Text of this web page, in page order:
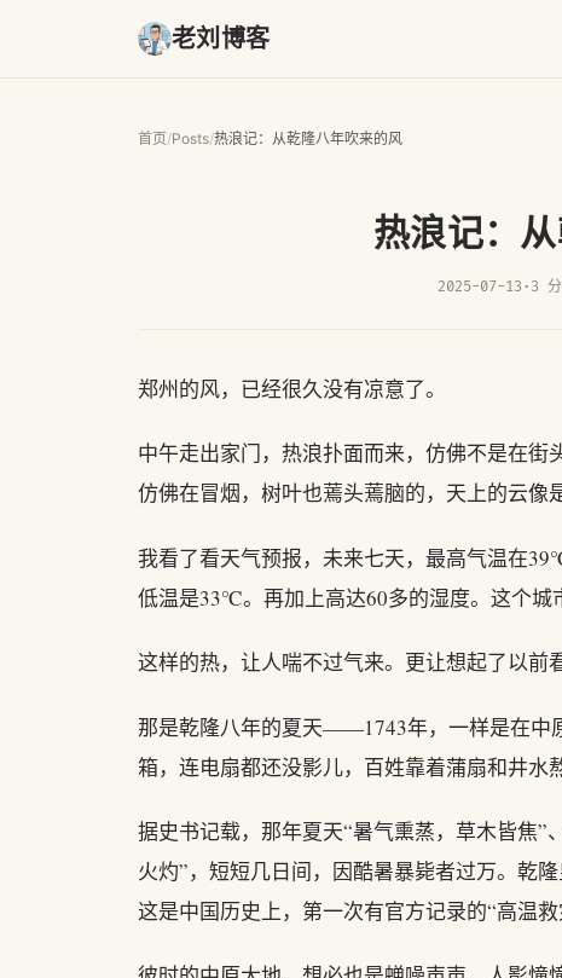
老刘博客
首页/Posts/热浪记：从乾隆八年吹来的风
热浪记：
2025-07-13 · 3
郑州的风，已经很久没有凉意了。
中午走出家门，热浪扑面而来，仿佛不是在
仿佛在冒烟，树叶也蔫头蔫脑的，天上的云像
我看了看天气预报，未来七天，最高气温在
低温是33℃。再加上高达60多的湿度。这个城
这样的热，让人喘不过气来。更让想起了以前
那是乾隆八年的夏天——1743年，一样是在中
箱，连电扇都还没影儿，百姓靠着蒲扇和井水
据史书记载，那年夏天“暑气熏蒸，草木皆焦”
火灼”，短短几日间，因酷暑暴毙者过万。乾
这是中国历史上，第一次有官方记录的“高温救